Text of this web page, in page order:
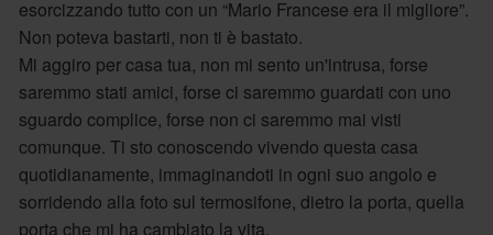
esorcizzando tutto con un “Mario Francese era il migliore”.
Non poteva bastarti, non ti è bastato.
Mi aggiro per casa tua, non mi sento un'intrusa, forse
saremmo stati amici, forse ci saremmo guardati con uno
sguardo complice, forse non ci saremmo mai visti
comunque. Ti sto conoscendo vivendo questa casa
quotidianamente, immaginandoti in ogni suo angolo e
sorridendo alla foto sul termosifone, dietro la porta, quella
porta che mi ha cambiato la vita.